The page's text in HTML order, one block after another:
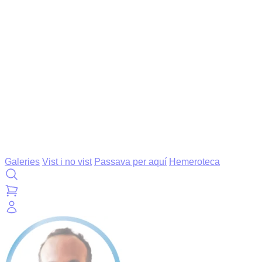
Galeries Vist i no vist Passava per aquí Hemeroteca